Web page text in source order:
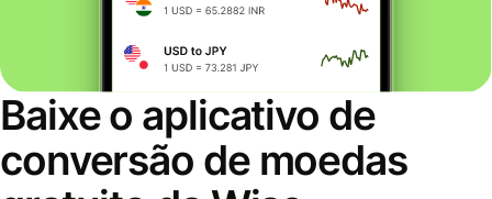
Baixe o aplicativo de
conversão de moedas